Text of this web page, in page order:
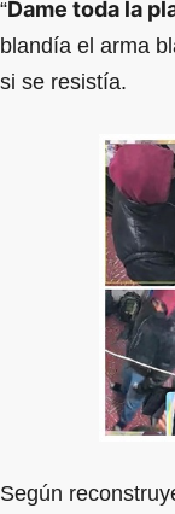
“Dame toda la
blandía el arma
si se resistía.
Según